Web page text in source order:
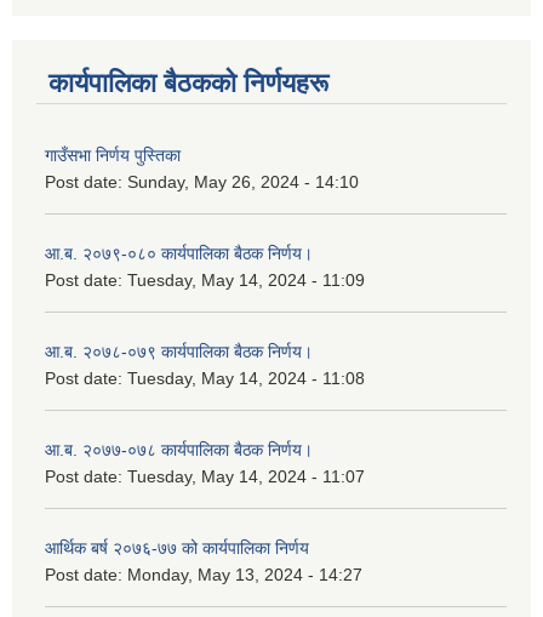
कार्यपालिका बैठकको निर्णयहरू
गाउँसभा निर्णय पुस्तिका
Post date: Sunday, May 26, 2024 - 14:10
आ.ब. २०७९-०८० कार्यपालिका बैठक निर्णय।
Post date: Tuesday, May 14, 2024 - 11:09
आ.ब. २०७८-०७९ कार्यपालिका बैठक निर्णय।
Post date: Tuesday, May 14, 2024 - 11:08
आ.ब. २०७७-०७८ कार्यपालिका बैठक निर्णय।
Post date: Tuesday, May 14, 2024 - 11:07
आर्थिक बर्ष २०७६-७७ को कार्यपालिका निर्णय
Post date: Monday, May 13, 2024 - 14:27